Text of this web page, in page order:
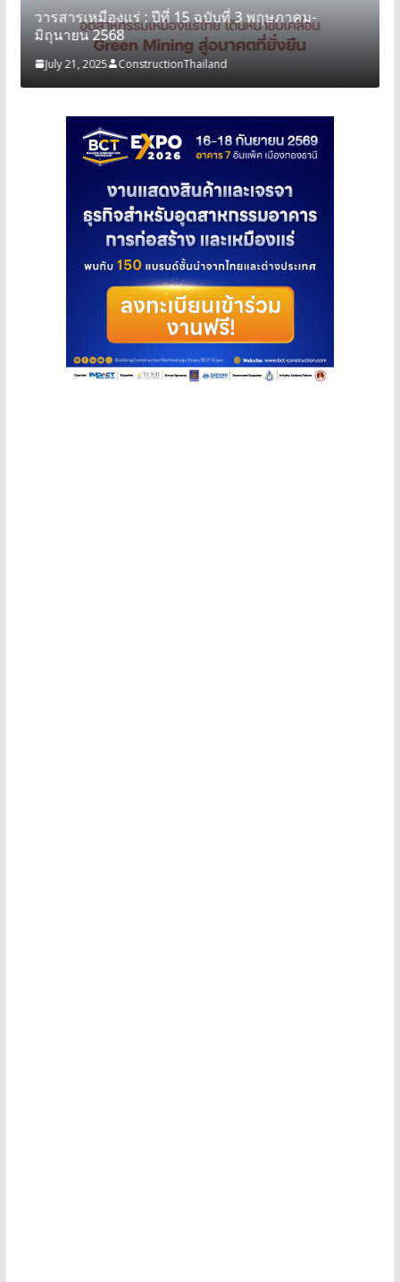
วารสารเหมืองแร่ : ปีที่ 15 ฉบับที่ 3 พฤษภาคม-
มิถุนายน 2568
July 21, 2025 ConstructionThailand